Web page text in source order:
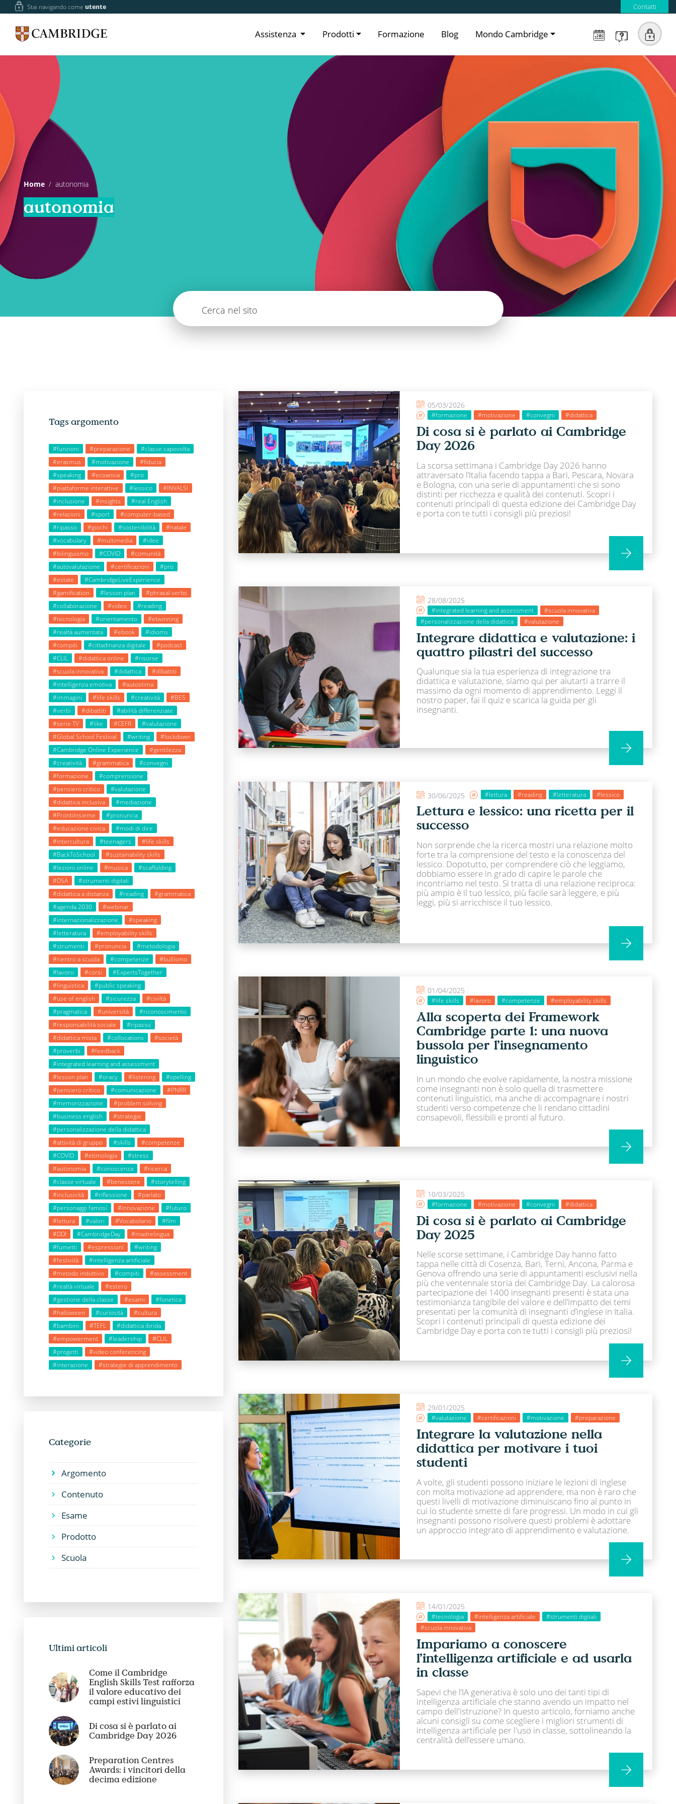
Stai navigando comeutente Contatti
Assistenza Prodotti Formazione Blog Mondo Cambridge
Home autonomia
autonomia
Cerca nel sito
Tags argomento
#funzioni #preparazione
#classe capovolta
#erasmus
#motivazione
#fiducia
#speaking
#ecoansia
#pro
#piattaforme interattive
#lessico
#INVALSI
#inclusione
#insights
#real English
#relazioni
#sport
#computer-based
#ripasso
#giochi #sostenibilità
#natale
#vocabulary
#multimedia
#idee
#bilinguismo
#COVID
#comunità
#autovalutazione
#certificazioni
#pro
#estate
#CambridgeLiveExperience
#gamification
#lesson plan
#phrasal verbs
#collaborazione
#video
#reading
#tecnologia
#orientamento
#etwinning
#realtà aumentata
#ebook
#idioms
#compiti
#cittadinanza digitale
#podcast
#CLIL
#didattica online
#risorse
#scuola innovativa
#didattica
#dibattiti
#intelligenza emotiva
#autostima
#immagini
#life skills #creatività
#BES
#verbi
#dibattiti
#abilità differenziate
#serie TV
#like #CEFR
#valutazione
#Global School Festival
#writing
#lockdown
#Cambridge Online Experience
#gentilezza
#creatività
#grammatica
#convegni
#formazione
#comprensione
#pensiero critico
#valutazione
#didattica inclusiva
#mediazione
#ProntiInsieme
#pronuncia
#educazione civica
#modi di dire
#intercultura
#teenagers
#life skills
#BackToSchool
#sustainability skills
#lezioni online
#musica
#scaffolding
#DSA
#strumenti digitali
#didattica a distanza
#reading
#grammatica
#agenda 2030
#webinar
#internazionalizzazione
#speaking
#letteratura
#employability skills
#strumenti
#pronuncia
#metodologia
#rientro a scuola
#competenze
#bullismo
#lavoro
#corsi
#ExpertsTogether
#linguistica
#public speaking
#use of english
#sicurezza
#civiltà
#pragmatica
#università
#riconoscimento
#responsabilità sociale
#ripasso
#didattica mista
#collocations
#società
#proverbi
#feedback
#integrated learning and assessment
#lesson plan
#oracy #listening
#spelling
#pensiero critico
#comunicazione
#PNRR
#memorizzazione
#problem solving
#business english
#strategie
#personalizzazione della didattica
#attività di gruppo
#skills
#competenze
#COVID
#etimologia
#stress
#autonomia
#conoscenza
#ricerca
#classe virtuale
#benessere
#storytelling
#inclusività
#riflessione
#parlato
#personaggi famosi
#innovazione
#futuro
#lettura
#valori #Vocabolario
#film
#DDI
#CambridgeDay
#madrelingua
#fumetti
#espressioni
#writing
#festività
#intelligenza artificiale
#metodo induttivo
#compiti
#assessment
#realtà virtuale
#estero
#gestione della classe
#esami
#fonetica
#halloween
#curiosità
#cultura
#bambini
#TEFL
#didattica ibrida
#empowerment
#leadership
#CLIL
#progetti
#video conferencing
#interazione
#strategie di apprendimento
Categorie
Argomento
Contenuto
Esame
Prodotto
Scuola
Ultimi articoli
Come il Cambridge
English Skills Test rafforza
il valore educativo dei
campi estivi linguistici
Di cosa si è parlato ai
Cambridge Day 2026
Preparation Centres
Awards: i vincitori della
decima edizione
05/03/2026
#formazione #motivazione #convegni #didattica
Di cosa si è parlato ai Cambridge
Day 2026
La scorsa settimana i Cambridge Day 2026 hanno
attraversato l’Italia facendo tappa a Bari, Pescara, Novara
e Bologna, con una serie di appuntamenti che si sono
distinti per ricchezza e qualità dei contenuti. Scopri i
contenuti principali di questa edizione dei Cambridge Day
e porta con te tutti i consigli più preziosi!
28/08/2025
#integrated learning and assessment
#scuola innovativa
#personalizzazione della didattica
#valutazione
Integrare didattica e valutazione: i
quattro pilastri del successo
Qualunque sia la tua esperienza di integrazione tra
didattica e valutazione, siamo qui per aiutarti a trarre il
massimo da ogni momento di apprendimento. Leggi il
nostro paper, fai il quiz e scarica la guida per gli
insegnanti.
30/06/2025 #lettura #reading #letteratura #lessico
Lettura e lessico: una ricetta per il
successo
Non sorprende che la ricerca mostri una relazione molto
forte tra la comprensione del testo e la conoscenza del
lessico. Dopotutto, per comprendere ciò che leggiamo,
dobbiamo essere in grado di capire le parole che
incontriamo nel testo. Si tratta di una relazione reciproca:
più ampio è il tuo lessico, più facile sarà leggere, e più
leggi, più si arricchisce il tuo lessico.
01/04/2025
#life skills #lavoro #competenze #employability skills
Alla scoperta dei Framework
Cambridge parte 1: una nuova
bussola per l’insegnamento
linguistico
In un mondo che evolve rapidamente, la nostra missione
come insegnanti non è solo quella di trasmettere
contenuti linguistici, ma anche di accompagnare i nostri
studenti verso competenze che li rendano cittadini
consapevoli, flessibili e pronti al futuro.
10/03/2025
#formazione #motivazione #convegni #didattica
Di cosa si è parlato ai Cambridge
Day 2025
Nelle scorse settimane, i Cambridge Day hanno fatto
tappa nelle città di Cosenza, Bari, Terni, Ancona, Parma e
Genova offrendo una serie di appuntamenti esclusivi nella
più che ventennale storia dei Cambridge Day. La calorosa
partecipazione dei 1400 insegnanti presenti è stata una
testimonianza tangibile del valore e dell’impatto dei temi
presentati per la comunità di insegnanti d’inglese in Italia.
Scopri i contenuti principali di questa edizione dei
Cambridge Day e porta con te tutti i consigli più preziosi!
29/01/2025
#valutazione #certificazioni #motivazione #preparazione
Integrare la valutazione nella
didattica per motivare i tuoi
studenti
A volte, gli studenti possono iniziare le lezioni di inglese
con molta motivazione ad apprendere, ma non è raro che
questi livelli di motivazione diminuiscano fino al punto in
cui lo studente smette di fare progressi. Un modo in cui gli
insegnanti possono risolvere questi problemi è adottare
un approccio integrato di apprendimento e valutazione.
14/01/2025
#tecnologia #intelligenza artificiale
#strumenti digitali
#scuola innovativa
Impariamo a conoscere
l’intelligenza artificiale e ad usarla
in classe
Sapevi che l’IA generativa è solo uno dei tanti tipi di
intelligenza artificiale che stanno avendo un impatto nel
campo dell'istruzione? In questo articolo, forniamo anche
alcuni consigli su come scegliere i migliori strumenti di
intelligenza artificiale per l'uso in classe, sottolineando la
centralità dell’essere umano.